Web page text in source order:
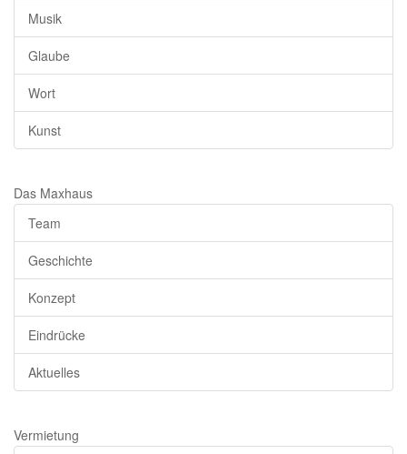
Musik
Glaube
Wort
Kunst
Das Maxhaus
Team
Geschichte
Konzept
Eindrücke
Aktuelles
Vermietung